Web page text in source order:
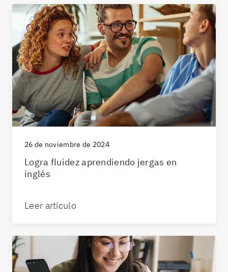
26 de noviembre de 2024
Logra fluidez aprendiendo jergas en
inglés
Leer artículo